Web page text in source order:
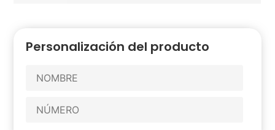
Personalización del producto